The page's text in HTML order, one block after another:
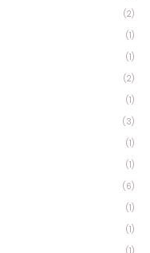
(2)
(1)
(1)
(2)
(1)
(3)
(1)
(1)
(6)
(1)
(1)